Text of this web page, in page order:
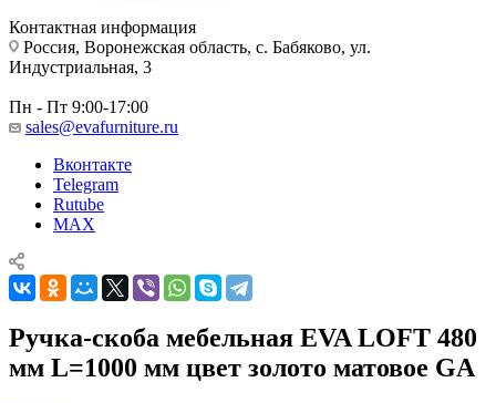
Контактная информация
Россия, Воронежская область, с. Бабяково, ул.
Индустриальная, 3
Пн - Пт 9:00-17:00
sales@evafurniture.ru
Вконтакте
Telegram
Rutube
MAX
Ручка-скоба мебельная EVA LOFT 480
мм L=1000 мм цвет золото матовое GA